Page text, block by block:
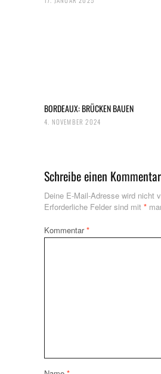
BORDEAUX: BRÜCKEN BAUEN
4. NOVEMBER 2024
Schreibe einen Kommentar
Deine E-Mail-Adresse wird nicht
Erforderliche Felder sind mit *
Kommentar*